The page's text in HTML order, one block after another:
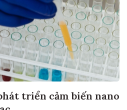
triển cảm biến nano